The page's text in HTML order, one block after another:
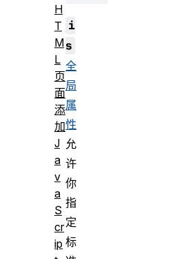
i
s
全
局
属
性
允
许
你
指
定
标
H
T
M
L
页
面
添
加
J
a
v
a
S
cr
ip